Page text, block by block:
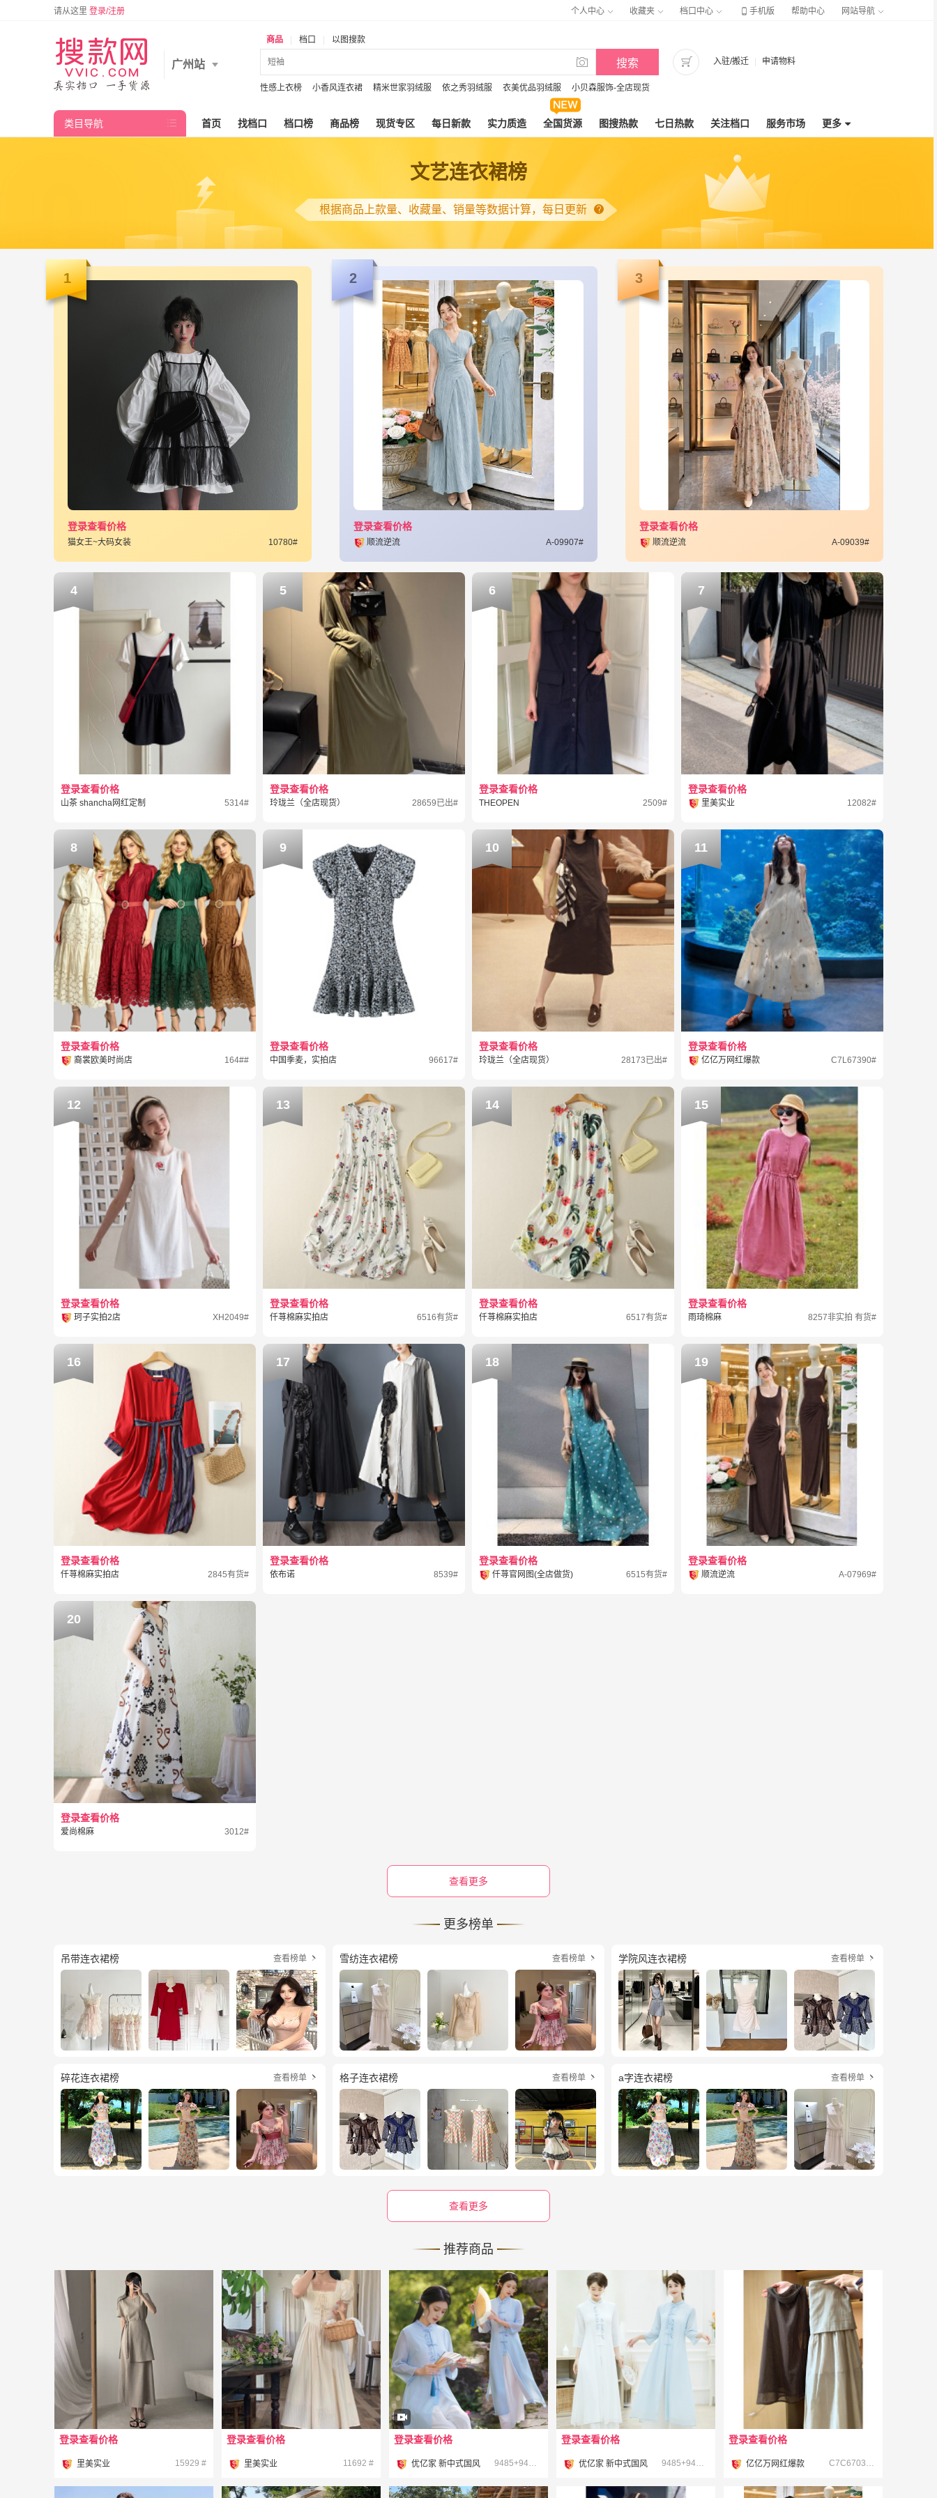
请从这里 登录/注册 个人中心 收藏夹 档口中心  手机版 帮助中心 网站导航
广州站
商品 档口 以图搜款
 搜索  入驻/搬迁 申请物料
性感上衣榜 小香风连衣裙 精米世家羽绒服 依之秀羽绒服 衣美优品羽绒服 小贝森服饰-全店现货

类目导航 首页 找档口 档口榜 商品榜 现货专区 每日新款 实力质造 全国货源 图搜热款 七日热款 关注档口 服务市场 更多 
文艺连衣裙榜
根据商品上款量、收藏量、销量等数据计算，每日更新
登录查看价格
猫女王~大码女装 10780#
1
登录查看价格
顺流逆流 A-09907#
2
登录查看价格
顺流逆流 A-09039#
3
登录查看价格
山茶 shancha网红定制 5314#
4
登录查看价格
玲珑兰（全店现货） 28659已出#
5
登录查看价格
THEOPEN 2509#
6
登录查看价格
里美实业 12082#
7
登录查看价格
裔裳欧美时尚店 164##
8
登录查看价格
中国季麦，实拍店 96617#
9
登录查看价格
玲珑兰（全店现货） 28173已出#
10
登录查看价格
亿亿万网红爆款 C7L67390#
11
登录查看价格
珂子实拍2店 XH2049#
12
登录查看价格
仟荨棉麻实拍店 6516有货#
13
登录查看价格
仟荨棉麻实拍店 6517有货#
14
登录查看价格
雨琦棉麻 8257非实拍 有货#
15
登录查看价格
仟荨棉麻实拍店 2845有货#
16
登录查看价格
依布诺 8539#
17
登录查看价格
仟荨官网图(全店做货) 6515有货#
18
登录查看价格
顺流逆流 A-07969#
19
登录查看价格
爱尚棉麻 3012#
20
查看更多
更多榜单
吊带连衣裙榜 查看榜单  雪纺连衣裙榜 查看榜单  学院风连衣裙榜 查看榜单 
碎花连衣裙榜 查看榜单  格子连衣裙榜 查看榜单  a字连衣裙榜 查看榜单 
查看更多
推荐商品
¥
里美实业 15929 #
登录查看价格 ¥
里美实业 11692 #
登录查看价格 ¥
优亿家 新中式国风 9485+9487 #
登录查看价格 ¥
优亿家 新中式国风 9485+9487 #
登录查看价格 ¥
亿亿万网红爆款 C7C67035 +C6K66324 #
登录查看价格